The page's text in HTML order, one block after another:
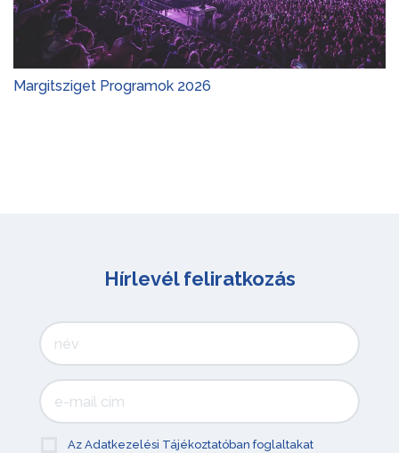
Margitsziget Programok 2026
Hírlevél feliratkozás
Az Adatkezelési Tájékoztatóban foglaltakat